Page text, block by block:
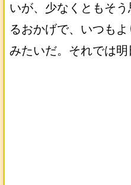
いが、少なくともそ
るおかげで、いつも
みたいだ。それでは明